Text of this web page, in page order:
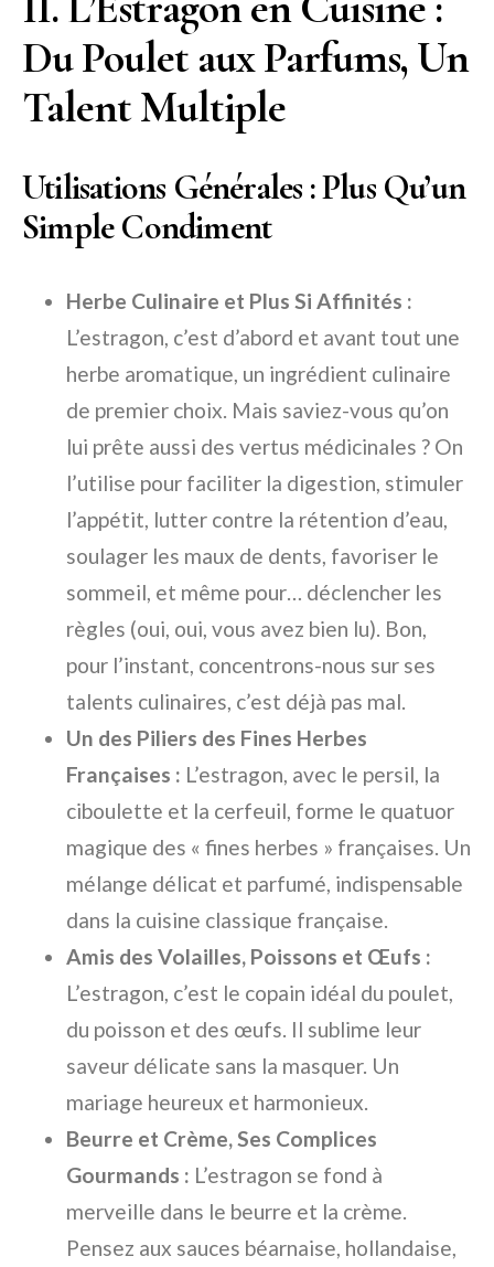
Du Poulet aux Parfums, Un
Talent Multiple
Utilisations Générales : Plus Qu’un
Simple Condiment
Herbe Culinaire et Plus Si Affinités :
L’estragon, c’est d’abord et avant tout une
herbe aromatique, un ingrédient culinaire
de premier choix. Mais saviez-vous qu’on
lui prête aussi des vertus médicinales ? On
l’utilise pour faciliter la digestion, stimuler
l’appétit, lutter contre la rétention d’eau,
soulager les maux de dents, favoriser le
sommeil, et même pour… déclencher les
règles (oui, oui, vous avez bien lu). Bon,
pour l’instant, concentrons-nous sur ses
talents culinaires, c’est déjà pas mal.
Un des Piliers des Fines Herbes
Françaises : L’estragon, avec le persil, la
ciboulette et la cerfeuil, forme le quatuor
magique des « fines herbes » françaises. Un
mélange délicat et parfumé, indispensable
dans la cuisine classique française.
Amis des Volailles, Poissons et Œufs :
L’estragon, c’est le copain idéal du poulet,
du poisson et des œufs. Il sublime leur
saveur délicate sans la masquer. Un
mariage heureux et harmonieux.
Beurre et Crème, Ses Complices
Gourmands : L’estragon se fond à
merveille dans le beurre et la crème.
Pensez aux sauces béarnaise, hollandaise,